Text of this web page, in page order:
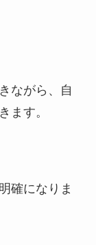
ながら、自
ます。
確になりま